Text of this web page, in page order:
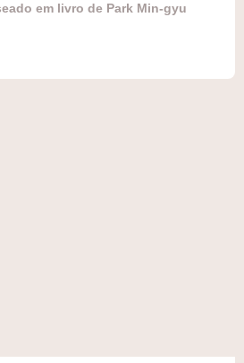
em livro de Park Min-gyu